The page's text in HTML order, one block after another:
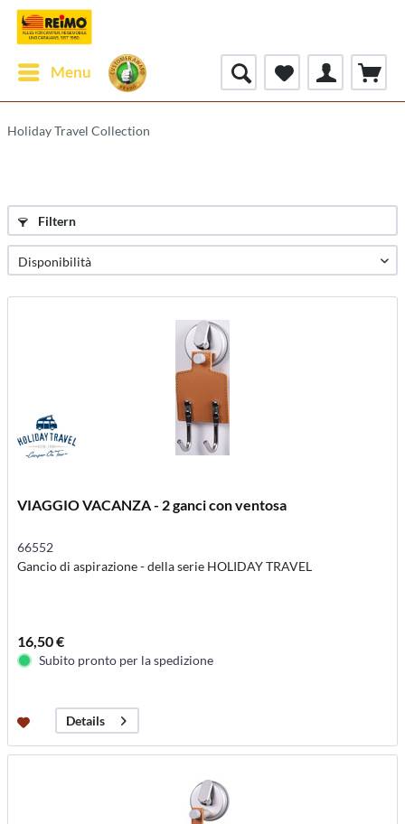
Menu
Holiday Travel Collection
Filtern
VIAGGIO VACANZA - 2 ganci con ventosa
66552
Gancio di aspirazione - della serie HOLIDAY TRAVEL
16,50 €
Subito pronto per la spedizione
Details